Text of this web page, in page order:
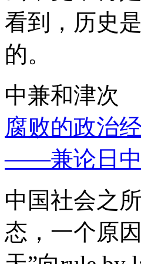
看到，历史
的。
中兼和津次
腐败的政治
——兼论日中
中国社会之
态，一个原